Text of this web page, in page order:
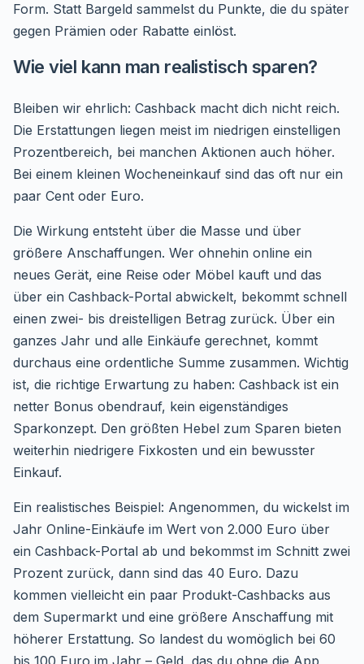
Form. Statt Bargeld sammelst du Punkte, die du später
gegen Prämien oder Rabatte einlöst.
Wie viel kann man realistisch sparen?
Bleiben wir ehrlich: Cashback macht dich nicht reich.
Die Erstattungen liegen meist im niedrigen einstelligen
Prozentbereich, bei manchen Aktionen auch höher.
Bei einem kleinen Wocheneinkauf sind das oft nur ein
paar Cent oder Euro.
Die Wirkung entsteht über die Masse und über
größere Anschaffungen. Wer ohnehin online ein
neues Gerät, eine Reise oder Möbel kauft und das
über ein Cashback-Portal abwickelt, bekommt schnell
einen zwei- bis dreistelligen Betrag zurück. Über ein
ganzes Jahr und alle Einkäufe gerechnet, kommt
durchaus eine ordentliche Summe zusammen. Wichtig
ist, die richtige Erwartung zu haben: Cashback ist ein
netter Bonus obendrauf, kein eigenständiges
Sparkonzept. Den größten Hebel zum Sparen bieten
weiterhin niedrigere Fixkosten und ein bewusster
Einkauf.
Ein realistisches Beispiel: Angenommen, du wickelst im
Jahr Online-Einkäufe im Wert von 2.000 Euro über
ein Cashback-Portal ab und bekommst im Schnitt zwei
Prozent zurück, dann sind das 40 Euro. Dazu
kommen vielleicht ein paar Produkt-Cashbacks aus
dem Supermarkt und eine größere Anschaffung mit
höherer Erstattung. So landest du womöglich bei 60